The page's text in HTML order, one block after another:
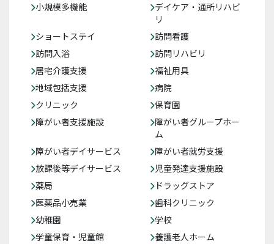
小規模多機能
デイケア・通所リハビ
リ
ショートステイ
訪問看護
訪問入浴
訪問リハビリ
居宅介護支援
福祉用具
地域包括支援
病院
クリニック
保育園
障がい者支援施設
障がい者グループホー
ム
障がい者デイサービス
障がい者就労支援
放課後等デイサービス
児童発達支援施設
薬局
ドラッグストア
医薬品小売業
歯科クリニック
幼稚園
学校
学童保育・児童館
養護老人ホーム